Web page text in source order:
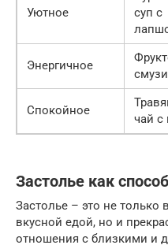
Уютное
суп с
Энергичное
смузи
Спокойное
чай
Застолье как
Застолье – это не только
вкусной едой, но и
отношения с близкими и